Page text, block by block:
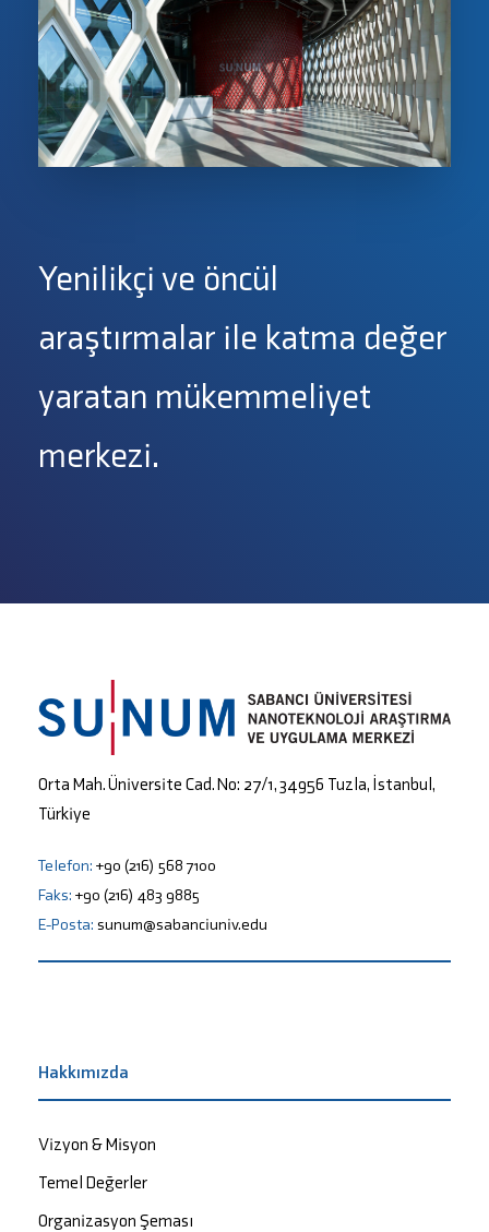
Yenilikçi ve öncül
araştırmalar ile katma değer
yaratan mükemmeliyet
merkezi.
Orta Mah. Üniversite Cad. No: 27/1, 34956 Tuzla, İstanbul,
Türkiye
Telefon: +90 (216) 568 7100
Faks: +90 (216) 483 9885
E-Posta: sunum@sabanciuniv.edu
Hakkımızda
Vizyon & Misyon
Temel Değerler
Organizasyon Şeması